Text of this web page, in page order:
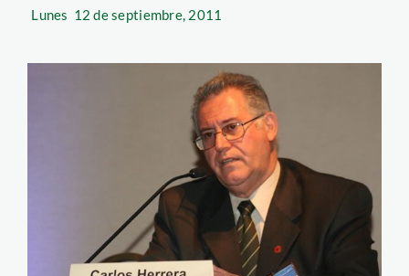
Lunes 12 de septiembre, 2011